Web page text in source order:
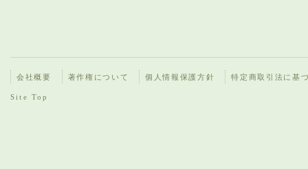
会社概要 著作権について 個人情報保護方針 特定商取引法に基
Site Top